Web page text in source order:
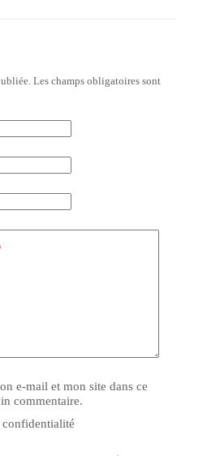
Les champs obligatoires sont
e-mail et mon site dans ce
commentaire.